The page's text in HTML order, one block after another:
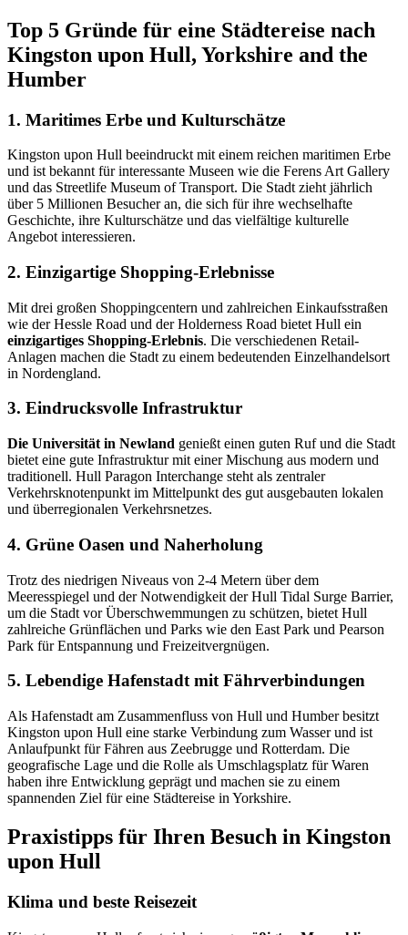
Top 5 Gründe für eine Städtereise nach
Kingston upon Hull, Yorkshire and the
Humber
1. Maritimes Erbe und Kulturschätze
Kingston upon Hull beeindruckt mit einem reichen maritimen Erbe
und ist bekannt für interessante Museen wie die Ferens Art Gallery
und das Streetlife Museum of Transport. Die Stadt zieht jährlich
über 5 Millionen Besucher an, die sich für ihre wechselhafte
Geschichte, ihre Kulturschätze und das vielfältige kulturelle
Angebot interessieren.
2. Einzigartige Shopping-Erlebnisse
Mit drei großen Shoppingcentern und zahlreichen Einkaufsstraßen
wie der Hessle Road und der Holderness Road bietet Hull ein
einzigartiges Shopping-Erlebnis. Die verschiedenen Retail-
Anlagen machen die Stadt zu einem bedeutenden Einzelhandelsort
in Nordengland.
3. Eindrucksvolle Infrastruktur
Die Universität in Newland genießt einen guten Ruf und die Stadt
bietet eine gute Infrastruktur mit einer Mischung aus modern und
traditionell. Hull Paragon Interchange steht als zentraler
Verkehrsknotenpunkt im Mittelpunkt des gut ausgebauten lokalen
und überregionalen Verkehrsnetzes.
4. Grüne Oasen und Naherholung
Trotz des niedrigen Niveaus von 2-4 Metern über dem
Meeresspiegel und der Notwendigkeit der Hull Tidal Surge Barrier,
um die Stadt vor Überschwemmungen zu schützen, bietet Hull
zahlreiche Grünflächen und Parks wie den East Park und Pearson
Park für Entspannung und Freizeitvergnügen.
5. Lebendige Hafenstadt mit Fährverbindungen
Als Hafenstadt am Zusammenfluss von Hull und Humber besitzt
Kingston upon Hull eine starke Verbindung zum Wasser und ist
Anlaufpunkt für Fähren aus Zeebrugge und Rotterdam. Die
geografische Lage und die Rolle als Umschlagsplatz für Waren
haben ihre Entwicklung geprägt und machen sie zu einem
spannenden Ziel für eine Städtereise in Yorkshire.
Praxistipps für Ihren Besuch in Kingston
upon Hull
Klima und beste Reisezeit